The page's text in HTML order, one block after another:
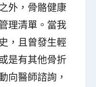
外，骨骼健康
理清單。當我
，且曾發生輕
是有其他骨折
向醫師諮詢，